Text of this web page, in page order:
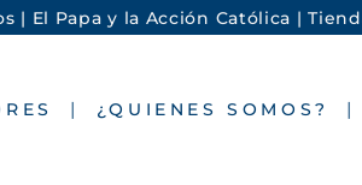
| El Papa y la Acción Católica |
¿QUIENES SOMOS?